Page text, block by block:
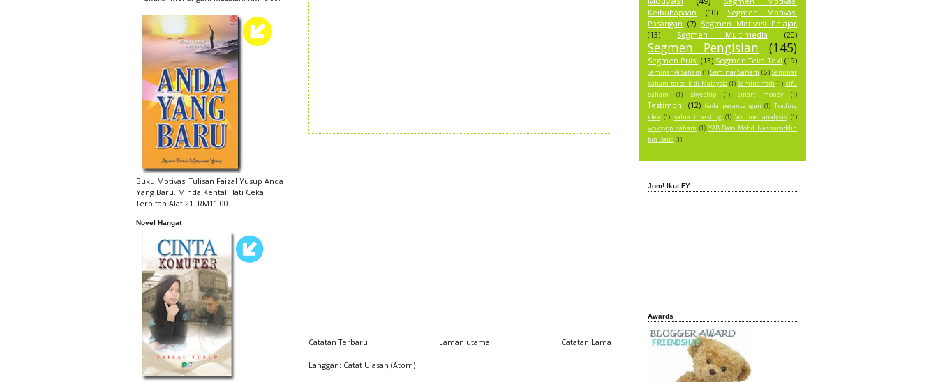
Buku Motivasi Tulisan Faizal Yusup Anda
Yang Baru. Minda Kental Hati Cekal.
Terbitan Alaf 21. RM11.00.
Novel Hangat
Catatan Terbaru Catatan Lama
Laman utama
Langgan: Catat Ulasan (Atom)
Keibubapaan
(10)
Segmen Motivasi
Pasangan (7) Segmen Motivasi Pelajar
(13)
Segmen Multimedia (20)
Segmen Pengisian (145)
Segmen Puisi (13) Segmen Teka Teki (19)
Seminar AI Saham (1)Seminar Saham (6) Seminar
saham terbaik di Malaysia (1) Seminarfzth (1) sifu
saham
(1) skyechip (1) smart money (1)
Testimoni (12) tiada perancangan (1) Trading
idea (1) value investing (1) Volume analysis (1)
woksyop saham (1) YAB Dato Mohd Nassuruddin
bin Daud (1)
Jom! Ikut FY...
Awards